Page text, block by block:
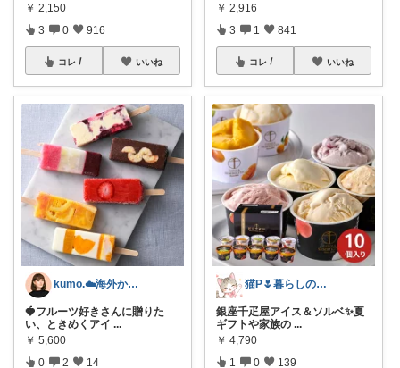
￥ 2,150
3 0 916
コレ いいね
kumo.☁️海外かぶれ/経由感謝です♡
🍓フルーツ好きさんに贈りた
い、ときめくアイ ...
￥ 5,600
0 2 14
￥ 2,916
3 1 841
コレ いいね
猫P🌷暮らしの中で見つけたお気に入り
銀座千疋屋アイス＆ソルベ✨夏
ギフトや家族の ...
￥ 4,790
1 0 139